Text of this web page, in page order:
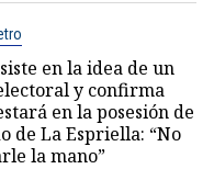
en la idea de un
y confirma
en la posesión de
de La Espriella: “No
la mano”